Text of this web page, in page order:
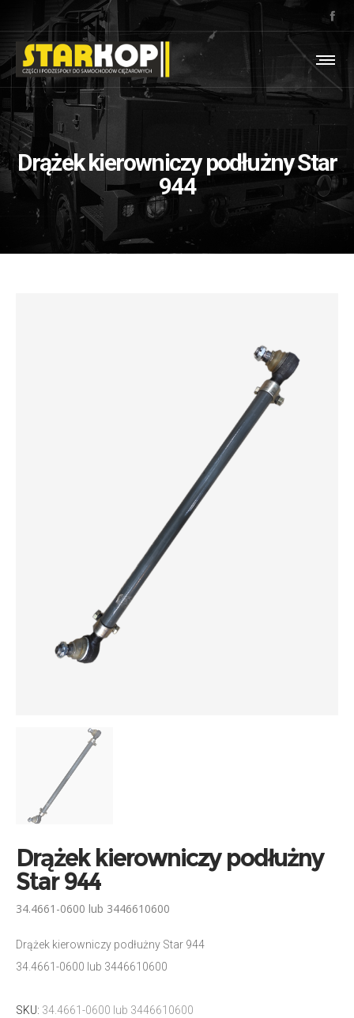
Drążek kierowniczy podłużny Star
944
Drążek kierowniczy podłużny
Star 944
34.4661-0600 lub 3446610600
Drążek kierowniczy podłużny Star 944
34.4661-0600 lub 3446610600
SKU: 34.4661-0600 lub 3446610600